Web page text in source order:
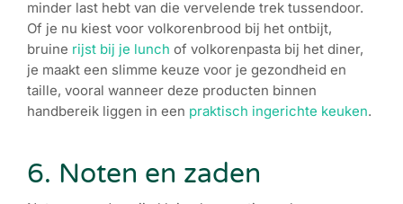
minder last hebt van die vervelende trek tussendoor.
Of je nu kiest voor volkorenbrood bij het ontbijt,
bruine rijst bij je lunch of volkorenpasta bij het diner,
je maakt een slimme keuze voor je gezondheid en
taille, vooral wanneer deze producten binnen
handbereik liggen in een praktisch ingerichte keuken.
6. Noten en zaden